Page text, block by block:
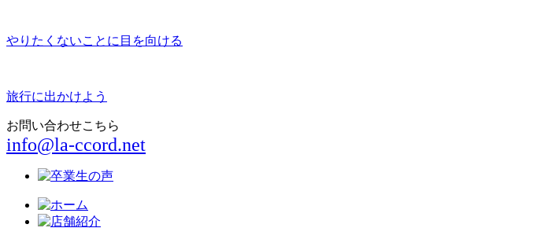
やりたくないことに目を向ける
旅行に出かけよう
お問い合わせこちら
info@la-ccord.net